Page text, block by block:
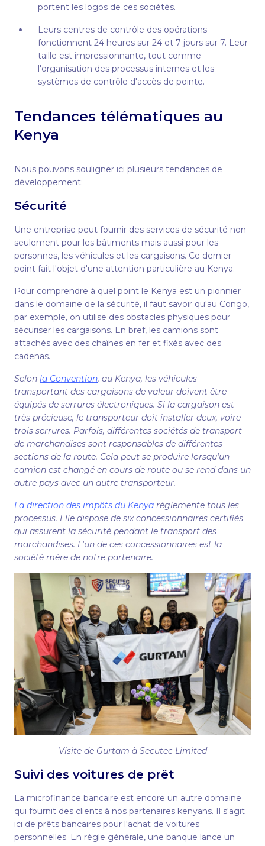
portent les logos de ces sociétés.
Leurs centres de contrôle des opérations
fonctionnent 24 heures sur 24 et 7 jours sur 7. Leur
taille est impressionnante, tout comme
l'organisation des processus internes et les
systèmes de contrôle d'accès de pointe.
Tendances télématiques au
Kenya
Nous pouvons souligner ici plusieurs tendances de
développement:
Sécurité
Une entreprise peut fournir des services de sécurité non
seulement pour les bâtiments mais aussi pour les
personnes, les véhicules et les cargaisons. Ce dernier
point fait l'objet d'une attention particulière au Kenya.
Pour comprendre à quel point le Kenya est un pionnier
dans le domaine de la sécurité, il faut savoir qu'au Congo,
par exemple, on utilise des obstacles physiques pour
sécuriser les cargaisons. En bref, les camions sont
attachés avec des chaînes en fer et fixés avec des
cadenas.
Selon la Convention, au Kenya, les véhicules
transportant des cargaisons de valeur doivent être
équipés de serrures électroniques. Si la cargaison est
très précieuse, le transporteur doit installer deux, voire
trois serrures. Parfois, différentes sociétés de transport
de marchandises sont responsables de différentes
sections de la route. Cela peut se produire lorsqu'un
camion est changé en cours de route ou se rend dans un
autre pays avec un autre transporteur.
La direction des impôts du Kenya réglemente tous les
processus. Elle dispose de six concessionnaires certifiés
qui assurent la sécurité pendant le transport des
marchandises. L'un de ces concessionnaires est la
société mère de notre partenaire.
Visite de Gurtam à Secutec Limited
Suivi des voitures de prêt
La microfinance bancaire est encore un autre domaine
qui fournit des clients à nos partenaires kenyans. Il s'agit
ici de prêts bancaires pour l'achat de voitures
personnelles. En règle générale, une banque lance un